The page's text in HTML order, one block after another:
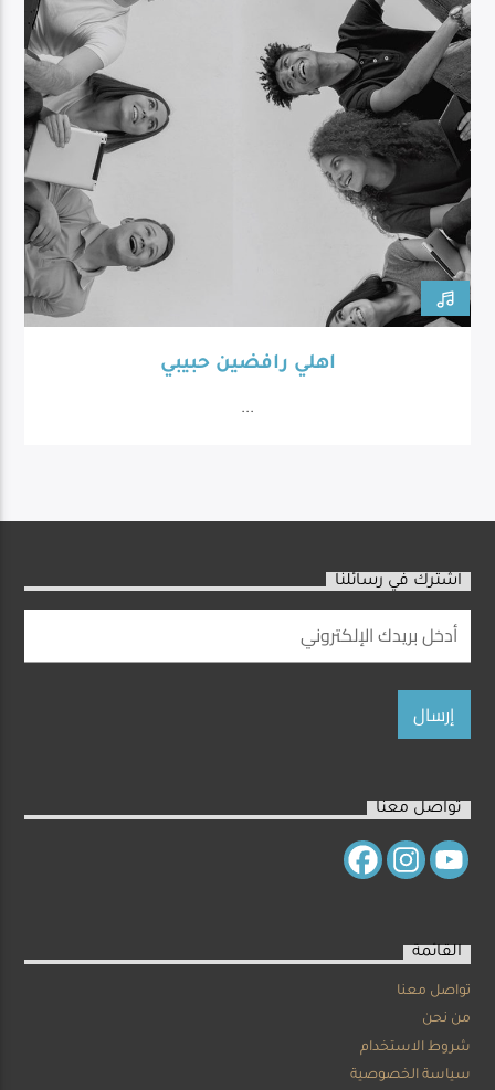
اهلي رافضين حبيبي
...
اشترك في رسائلنا
تواصل معنا
القائمة
تواصل معنا
من نحن
شروط الاستخدام
سياسة الخصوصية